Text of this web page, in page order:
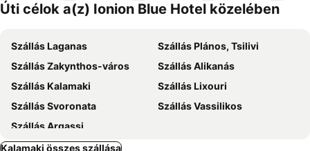
Úti célok a(z) Ionion Blue Hotel közelében
Szállás Laganas
Szállás Plános, Tsilivi
Szállás Zakynthos-város
Szállás Alikanás
Szállás Kalamaki
Szállás Lixouri
Szállás Svoronata
Szállás Vassilikos
Szállás Argassi
Kalamaki összes szállása